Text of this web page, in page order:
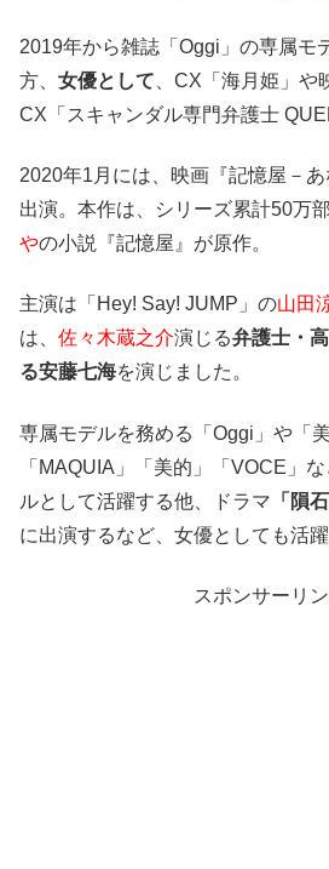
2019年から雑誌「Oggi」の専属モ
方、 女優として 、CX「海月姫」や
CX「スキャンダル専門弁護士
2020年1月には、映画『記憶屋－
出演。本作は、シリーズ累計50万
やの小説『記憶屋』が原作。
主演は「Hey! Say! JUMP」の山田
は、 佐々木蔵之介演じる弁護士・
る安藤七海を演じました。
専属モデルを務める「Oggi」や「
「MAQUIA」「美的」「VOCE」
ルとして活躍する他、ドラマ 「隕
に出演するなど、女優としても活
スポンサーリ